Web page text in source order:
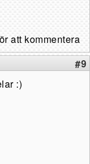
att kommentera
#9
:)